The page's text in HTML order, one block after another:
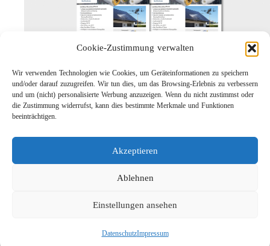
Cookie-Zustimmung verwalten
Wir verwenden Technologien wie Cookies, um Geräteinformationen zu speichern
und/oder darauf zuzugreifen. Wir tun dies, um das Browsing-Erlebnis zu verbessern
und um (nicht) personalisierte Werbung anzuzeigen. Wenn du nicht zustimmst oder
die Zustimmung widerrufst, kann dies bestimmte Merkmale und Funktionen
beeinträchtigen.
Akzeptieren
Ablehnen
Einstellungen ansehen
DatenschutzImpressum
Leichtbau-Rotordüse ST-415
Links
Kontakt
Social